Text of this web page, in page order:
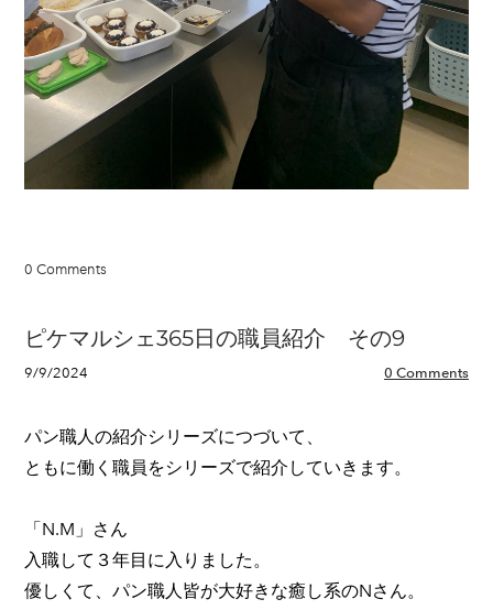
0 Comments
ピケマルシェ365日の職員紹介 その9
9/9/2024 0 Comments
パン職人の紹介シリーズにつづいて、
ともに働く職員をシリーズで紹介していきます。
「N.M」さん
入職して３年目に入りました。
優しくて、パン職人皆が大好きな癒し系のNさん。